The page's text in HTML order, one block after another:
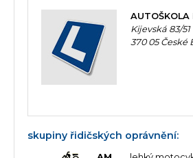
Kijevská 83/51
370 05 České
skupiny řidičských oprávnění: